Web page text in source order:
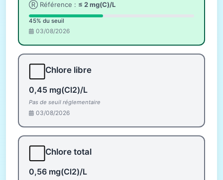
Ⓡ Référence : ≤ 2 mg(C)/L
45% du seuil
03/08/2026
Chlore libre
0,45 mg(Cl2)/L
Pas de seuil réglementaire
03/08/2026
Chlore total
0,56 mg(Cl2)/L